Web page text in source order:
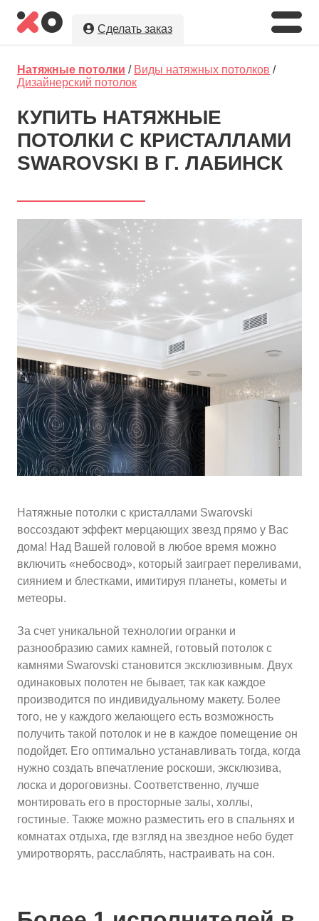
Сделать заказ
мы предложим Вамлучшую цену
натяжные потолки в г. Лабинск!
Оставляя заявку, Вы даете разрешение на
обработку и хранение Ваших персональных данных.
Вы сохраните полную анонимность до выбора
исполнителя.
5
2750
руб.
Ориентировочная площадь Вашего потолка
Подобрать исполнителя
Натяжные потолки / Виды натяжных потолков /
Дизайнерский потолок
КУПИТЬ НАТЯЖНЫЕ
ПОТОЛКИ С КРИСТАЛЛАМИ
SWAROVSKI В Г. ЛАБИНСК
Натяжные потолки с кристаллами Swarovski
воссоздают эффект мерцающих звезд прямо у Вас
дома! Над Вашей головой в любое время можно
включить «небосвод», который заиграет переливами,
сиянием и блестками, имитируя планеты, кометы и
метеоры.
За счет уникальной технологии огранки и
разнообразию самих камней, готовый потолок с
камнями Swarovski становится эксклюзивным. Двух
одинаковых полотен не бывает, так как каждое
производится по индивидуальному макету. Более
того, не у каждого желающего есть возможность
получить такой потолок и не в каждое помещение он
подойдет. Его оптимально устанавливать тогда, когда
нужно создать впечатление роскоши, эксклюзива,
лоска и дороговизны. Соответственно, лучше
монтировать его в просторные залы, холлы,
гостиные. Также можно разместить его в спальнях и
комнатах отдыха, где взгляд на звездное небо будет
умиротворять, расслаблять, настраивать на сон.